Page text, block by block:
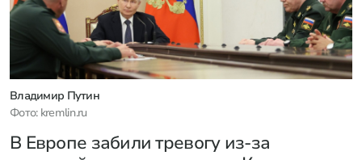
Владимир Путин
Фото: kremlin.ru
В Европе забили тревогу из-за